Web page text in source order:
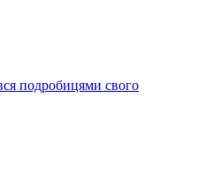
подробицями свого